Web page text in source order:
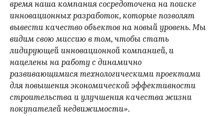
00:00 / 00:00
время наша компания сосредоточена на поиске
инновационных разработок, которые позволят
вывести качество объектов на новый уровень. Мы
видим свою миссию в том, чтобы стать
лидирующей инновационной компанией, и
нацелены на работу с динамично
развивающимися технологическими проектами
для повышения экономической эффективности
строительства и улучшения качества жизни
покупателей недвижимости».